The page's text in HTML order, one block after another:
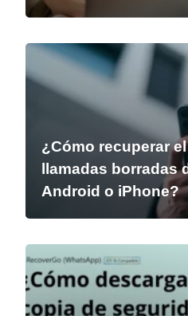
¿Cómo recuperar
llamadas borradas
Android o iPhone?